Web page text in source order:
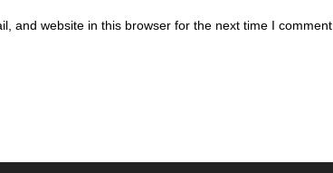
and website in this browser for the next time I comment.